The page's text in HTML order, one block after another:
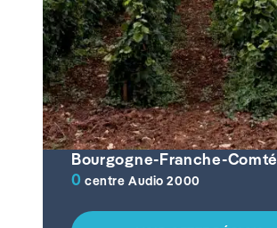
Bourgogne-Franche-Comté
0 centre Audio 2000